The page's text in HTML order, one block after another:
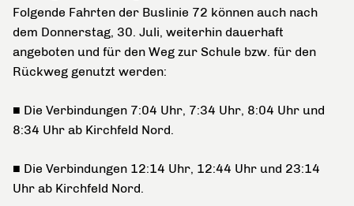
Folgende Fahrten der Buslinie 72 können auch nach
dem Donnerstag, 30. Juli, weiterhin dauerhaft
angeboten und für den Weg zur Schule bzw. für den
Rückweg genutzt werden:
■ Die Verbindungen 7:04 Uhr, 7:34 Uhr, 8:04 Uhr und
8:34 Uhr ab Kirchfeld Nord.
■ Die Verbindungen 12:14 Uhr, 12:44 Uhr und 23:14
Uhr ab Kirchfeld Nord.